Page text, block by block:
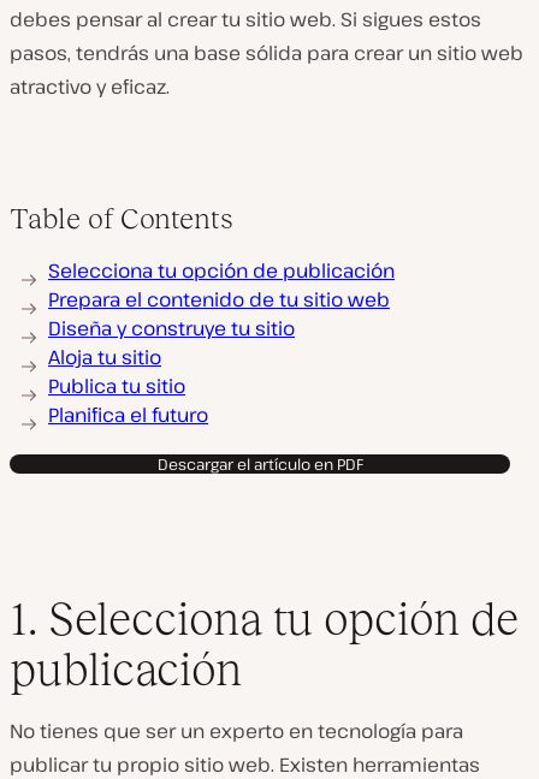
debes pensar al crear tu sitio web. Si sigues estos
pasos, tendrás una base sólida para crear un sitio web
atractivo y eficaz.
Table of Contents
Selecciona tu opción de publicación
Prepara el contenido de tu sitio web
Diseña y construye tu sitio
Aloja tu sitio
Publica tu sitio
Planifica el futuro
Descargar el artículo en PDF
1. Selecciona tu opción de
publicación
No tienes que ser un experto en tecnología para
publicar tu propio sitio web. Existen herramientas